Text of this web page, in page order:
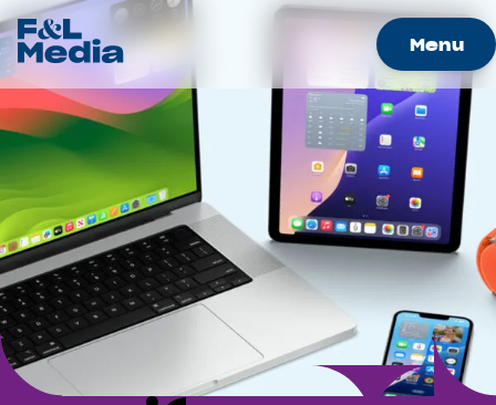
Menu
Merken
Nieuws
Samenwerkingen
Werken bij
Over Ons
Contact
Adverteren